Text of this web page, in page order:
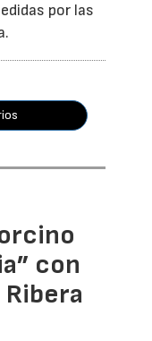
por las
con
Ribera